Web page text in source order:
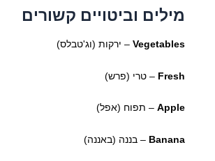
מילים וביטויים קשורים
Vegetables– ירקות (וג'טבלס)
Fresh – טרי (פרש)
Apple– תפוח (אפל)
Banana – בננה (באננה)